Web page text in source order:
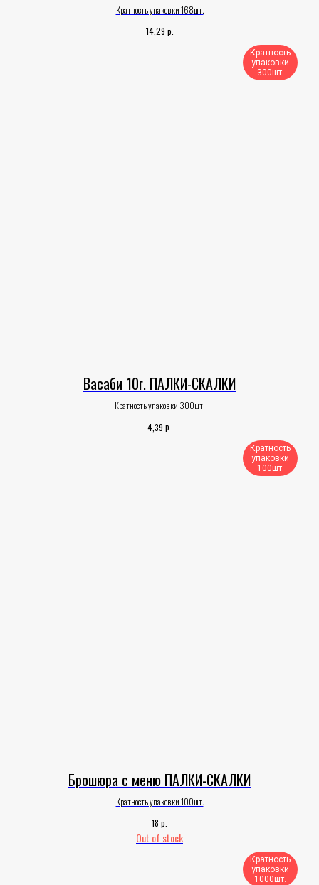
Кратность упаковки 168шт.
14,29 р.
Кратность
упаковки
300шт.​
Васаби 10г. ПАЛКИ-СКАЛКИ
Кратность упаковки 300шт.
4,39 р.
Кратность
упаковки
100шт.​
Брошюра с меню ПАЛКИ-СКАЛКИ
Кратность упаковки 100шт.
18 р.
Out of stock
Кратность
упаковки
1000шт.​